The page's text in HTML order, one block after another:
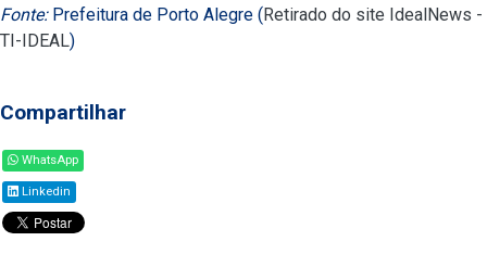
Fonte:Prefeitura de Porto Alegre (Retirado do site IdealNews -
TI-IDEAL)
Compartilhar
WhatsApp
Linkedin